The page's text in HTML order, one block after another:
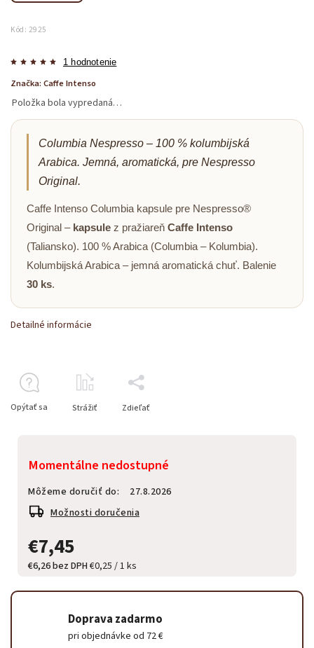
Kód: 2925
1 hodnotenie
Značka: Caffe Intenso
€7,45
€6,26 bez DPH€0,25 / 1 ks
Momentálne nedostupné
Môžeme doručiť do:
27.8.2026
Možnosti doručenia
Položka bola vypredaná…
Columbia Nespresso – 100 % kolumbijská
Arabica. Jemná, aromatická, pre Nespresso
Original.
Caffe Intenso Columbia kapsule pre Nespresso®
Original – kapsule z pražiareň Caffe Intenso
(Taliansko). 100 % Arabica (Columbia – Kolumbia).
Kolumbijská Arabica – jemná aromatická chuť. Balenie
30 ks.
Detailné informácie
Opýtať sa Strážiť Zdieľať
Doprava zadarmo
pri objednávke od 72 €